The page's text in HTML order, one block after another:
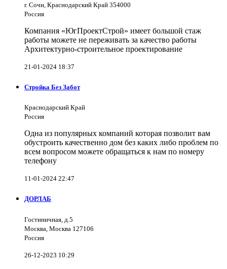
г. Сочи, Краснодарский Край 354000
Россия
Компания «ЮгПроектСтрой» имеет большой стаж
работы можете не переживать за качество работы
Архитектурно-строительное проектирование
21-01-2024 18:37
Стройка Без Забот
Краснодарский Край
Россия
Одна из популярных компаний которая позволит вам
обустроить качественно дом без каких либо проблем по
всем вопросом можете обращаться к нам по номеру
телефону
11-01-2024 22:47
ДОРЛАБ
Гостиничная, д.5
Москва, Москва 127106
Россия
26-12-2023 10:29